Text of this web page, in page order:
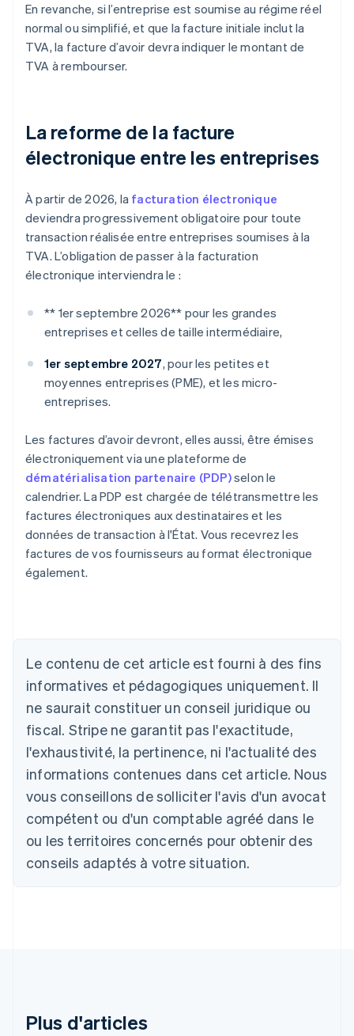
En revanche, si l’entreprise est soumise au régime réel
normal ou simplifié, et que la facture initiale inclut la
TVA, la facture d’avoir devra indiquer le montant de
TVA à rembourser.
La reforme de la facture
électronique entre les entreprises
À partir de 2026, la facturation électronique
deviendra progressivement obligatoire pour toute
transaction réalisée entre entreprises soumises à la
TVA. L’obligation de passer à la facturation
électronique interviendra le :
** 1er septembre 2026** pour les grandes
entreprises et celles de taille intermédiaire,
1er septembre 2027, pour les petites et
moyennes entreprises (PME), et les micro-
entreprises.
Les factures d’avoir devront, elles aussi, être émises
électroniquement via une plateforme de
dématérialisation partenaire (PDP)selon le
calendrier. La PDP est chargée de télétransmettre les
factures électroniques aux destinataires et les
données de transaction à l'État. Vous recevrez les
factures de vos fournisseurs au format électronique
également.
Le contenu de cet article est fourni à des fins
informatives et pédagogiques uniquement. Il
ne saurait constituer un conseil juridique ou
fiscal. Stripe ne garantit pas l'exactitude,
l'exhaustivité, la pertinence, ni l'actualité des
informations contenues dans cet article. Nous
vous conseillons de solliciter l'avis d'un avocat
compétent ou d'un comptable agréé dans le
ou les territoires concernés pour obtenir des
conseils adaptés à votre situation.
Plus d'articles
DeutschEnglish
Australie
English
Autriche
DeutschEnglish
NederlandsFrançaisDeutsch English
Brésil
Português
Bulgarie
English
Canada
Chine continentale
简体中文English
Español English